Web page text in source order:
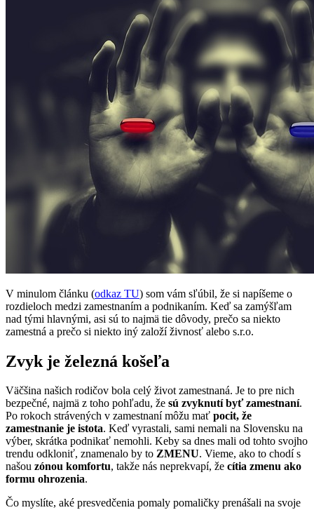
V minulom článku (odkaz TU) som vám sľúbil, že si napíšeme o
rozdieloch medzi zamestnaním a podnikaním. Keď sa zamýšľam
nad tými hlavnými, asi sú to najmä tie dôvody, prečo sa niekto
zamestná a prečo si niekto iný založí živnosť alebo s.r.o.
Zvyk je železná košeľa
Väčšina našich rodičov bola celý život zamestnaná. Je to pre nich
bezpečné, najmä z toho pohľadu, že sú zvyknutí byť zamestnaní.
Po rokoch strávených v zamestnaní môžu mať pocit, že
zamestnanie je istota. Keď vyrastali, sami nemali na Slovensku na
výber, skrátka podnikať nemohli. Keby sa dnes mali od tohto svojho
trendu odkloniť, znamenalo by to ZMENU. Vieme, ako to chodí s
našou zónou komfortu, takže nás neprekvapí, že cítia zmenu ako
formu ohrozenia.
Čo myslíte, aké presvedčenia pomaly pomaličky prenášali na svoje